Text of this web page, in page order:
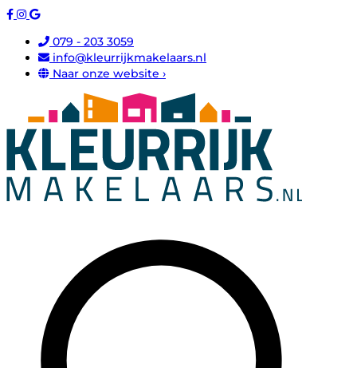
079 - 203 3059
info@kleurrijkmakelaars.nl
Naar onze website ›